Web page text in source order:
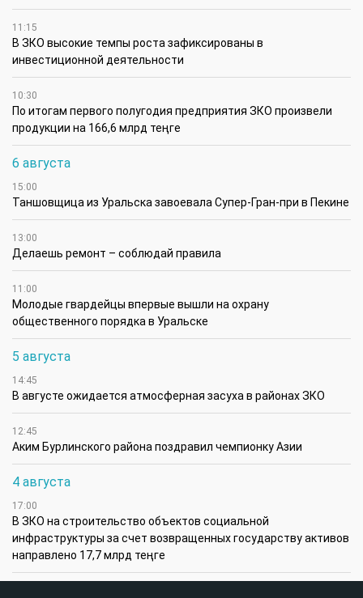
11:15
В ЗКО высокие темпы роста зафиксированы в
инвестиционной деятельности
10:30
По итогам первого полугодия предприятия ЗКО произвели
продукции на 166,6 млрд теңге
6 августа
15:00
Таншовщица из Уральска завоевала Супер-Гран-при в Пекине
13:00
Делаешь ремонт – соблюдай правила
11:00
Молодые гвардейцы впервые вышли на охрану
общественного порядка в Уральске
5 августа
14:45
В августе ожидается атмосферная засуха в районах ЗКО
12:45
Аким Бурлинского района поздравил чемпионку Азии
4 августа
17:00
В ЗКО на строительство объектов социальной
инфраструктуры за счет возвращенных государству активов
направлено 17,7 млрд теңге